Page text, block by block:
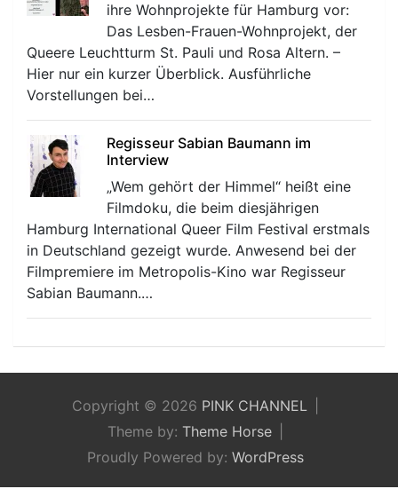
ihre Wohnprojekte für Hamburg vor:
Das Lesben-Frauen-Wohnprojekt, der
Queere Leuchtturm St. Pauli und Rosa Altern. –
Hier nur ein kurzer Überblick. Ausführliche
Vorstellungen bei…
Regisseur Sabian Baumann im
Interview
„Wem gehört der Himmel“ heißt eine
Filmdoku, die beim diesjährigen
Hamburg International Queer Film Festival erstmals
in Deutschland gezeigt wurde. Anwesend bei der
Filmpremiere im Metropolis-Kino war Regisseur
Sabian Baumann.…
Copyright © 2026 PINK CHANNEL
Theme by: Theme Horse
Proudly Powered by: WordPress